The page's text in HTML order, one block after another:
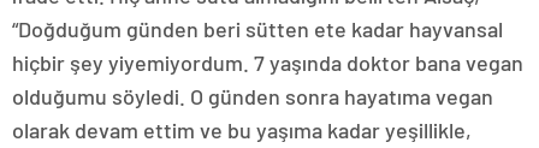
“Doğduğum günden beri sütten ete kadar hayvansal
hiçbir şey yiyemiyordum. 7 yaşında doktor bana vegan
olduğumu söyledi. O günden sonra hayatıma vegan
olarak devam ettim ve bu yaşıma kadar yeşillikle,